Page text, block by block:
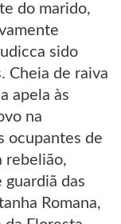
do marido,
sido
Cheia de raiva
apela às
na
ocupantes de
rebelião,
guardiã das
Romana,